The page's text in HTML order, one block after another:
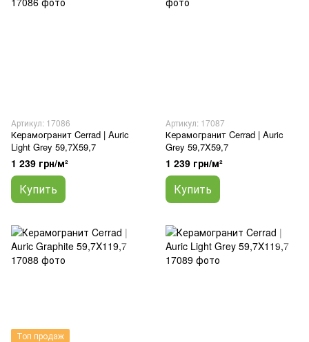
Артикул: 17086
Керамогранит Cerrad | Auric
Light Grey 59,7X59,7
1 239 грн/м²
Купить
Артикул: 17087
Керамогранит Cerrad | Auric
Grey 59,7X59,7
1 239 грн/м²
Купить
Топ продаж